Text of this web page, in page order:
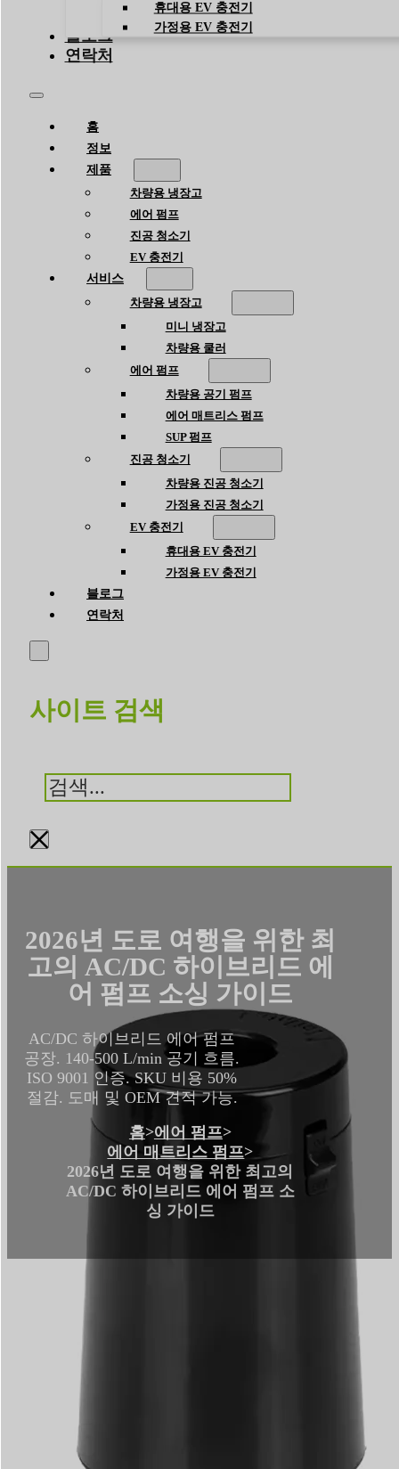
휴대용 EV 충전기
가정용 EV 충전기
블로그
연락처
홈
정보
제품
차량용 냉장고
에어 펌프
진공 청소기
EV 충전기
서비스
차량용 냉장고
미니 냉장고
차량용 쿨러
에어 펌프
차량용 공기 펌프
에어 매트리스 펌프
SUP 펌프
진공 청소기
차량용 진공 청소기
가정용 진공 청소기
EV 충전기
휴대용 EV 충전기
가정용 EV 충전기
블로그
연락처
사이트 검색
검
색
×
2026년 도로 여행을 위한 최
고의 AC/DC 하이브리드 에
어 펌프 소싱 가이드
AC/DC 하이브리드 에어 펌프
공장. 140-500 L/min 공기 흐름.
ISO 9001 인증. SKU 비용 50%
절감. 도매 및 OEM 견적 가능.
홈>에어 펌프>
에어 매트리스 펌프>
2026년 도로 여행을 위한 최고의
AC/DC 하이브리드 에어 펌프 소
싱 가이드
이러한 카테고리를 통합하지 않으면 창고 보